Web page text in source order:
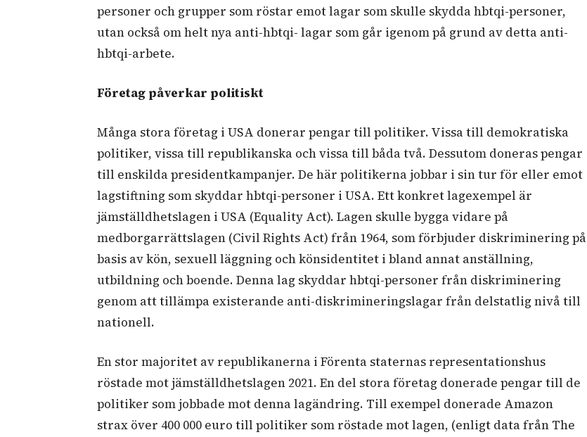
personer och grupper som röstar emot lagar som skulle skydda hbtqi-personer,
utan också om helt nya anti-hbtqi- lagar som går igenom på grund av detta anti-
hbtqi-arbete.
Företag påverkar politiskt
Många stora företag i USA donerar pengar till politiker. Vissa till demokratiska
politiker, vissa till republikanska och vissa till båda två. Dessutom doneras pengar
till enskilda presidentkampanjer. De här politikerna jobbar i sin tur för eller emot
lagstiftning som skyddar hbtqi-personer i USA. Ett konkret lagexempel är
jämställdhetslagen i USA (Equality Act). Lagen skulle bygga vidare på
medborgarrättslagen (Civil Rights Act) från 1964, som förbjuder diskriminering på
basis av kön, sexuell läggning och könsidentitet i bland annat anställning,
utbildning och boende. Denna lag skyddar hbtqi-personer från diskriminering
genom att tillämpa existerande anti-diskrimineringslagar från delstatlig nivå till
nationell.
En stor majoritet av republikanerna i Förenta staternas representationshus
röstade mot jämställdhetslagen 2021. En del stora företag donerade pengar till de
politiker som jobbade mot denna lagändring. Till exempel donerade Amazon
strax över 400 000 euro till politiker som röstade mot lagen, (enligt data från The